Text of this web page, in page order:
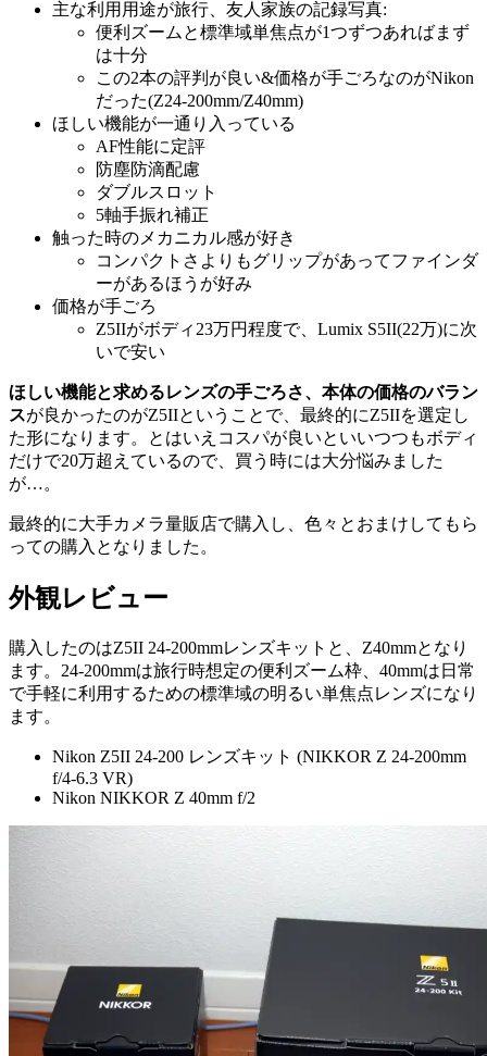
主な利用用途が旅行、友人家族の記録写真:
便利ズームと標準域単焦点が1つずつあればまず
は十分
この2本の評判が良い&価格が手ごろなのがNikon
だった(Z24-200mm/Z40mm)
ほしい機能が一通り入っている
AF性能に定評
防塵防滴配慮
ダブルスロット
5軸手振れ補正
触った時のメカニカル感が好き
コンパクトさよりもグリップがあってファインダ
ーがあるほうが好み
価格が手ごろ
Z5IIがボディ23万円程度で、Lumix S5II(22万)に次
いで安い
ほしい機能と求めるレンズの手ごろさ、本体の価格のバラン
スが良かったのがZ5IIということで、最終的にZ5IIを選定し
た形になります。とはいえコスパが良いといいつつもボディ
だけで20万超えているので、買う時には大分悩みました
が…。
最終的に大手カメラ量販店で購入し、色々とおまけしてもら
っての購入となりました。
外観レビュー
購入したのはZ5II 24-200mmレンズキットと、Z40mmとなり
ます。24-200mmは旅行時想定の便利ズーム枠、40mmは日常
で手軽に利用するための標準域の明るい単焦点レンズになり
ます。
Nikon Z5II 24-200 レンズキット (NIKKOR Z 24-200mm
f/4-6.3 VR)
Nikon NIKKOR Z 40mm f/2